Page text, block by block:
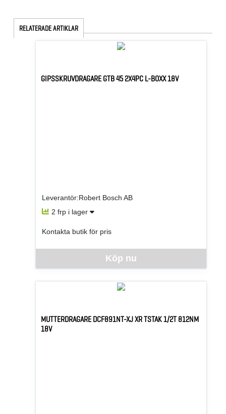
RELATERADE ARTIKLAR
GIPSSKRUVDRAGARE GTB 45 2X4PC L-BOXX 18V
Leverantör:Robert Bosch AB
2 frp i lager
Denna vara går inte att beställa via webben just nu,
Köp nu
Kontakta butik för pris
MUTTERDRAGARE DCF891NT-XJ XR TSTAK 1/2T 812NM
18V